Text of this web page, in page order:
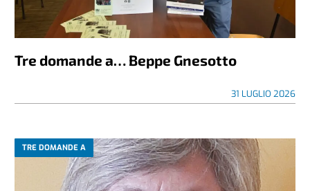
Tre domande a… Beppe Gnesotto
31 LUGLIO 2026
TRE DOMANDE A